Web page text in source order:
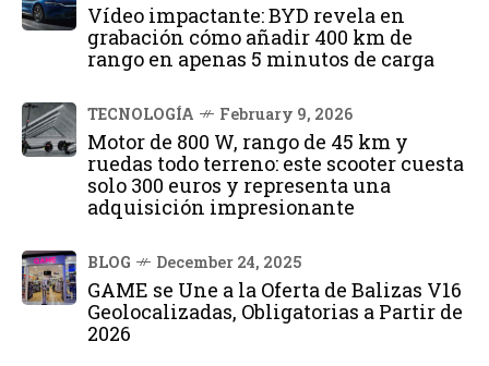
Vídeo impactante: BYD revela en
grabación cómo añadir 400 km de
rango en apenas 5 minutos de carga
TECNOLOGÍA February 9, 2026
Motor de 800 W, rango de 45 km y
ruedas todo terreno: este scooter cuesta
solo 300 euros y representa una
adquisición impresionante
BLOG December 24, 2025
GAME se Une a la Oferta de Balizas V16
Geolocalizadas, Obligatorias a Partir de
2026